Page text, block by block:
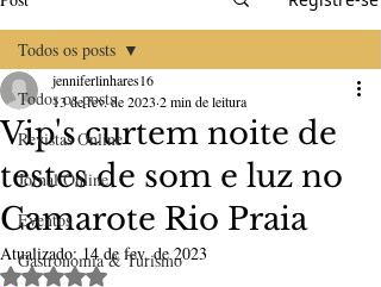
Todos os posts
Revistas Online
Jornal Online
Eventos
Gastronomia & Turismo
Todos os posts
Vip's curtem noite de
testes de som e luz no
Camarote Rio Praia
jenniferlinhares16
13 de fev. de 2023 2 min de leitura
Atualizado: 14 de fev. de 2023
Avaliado com NaN de 5 estrelas.